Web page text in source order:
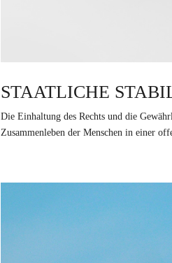
STAATLICHE
Die Einhaltung des Rechts und die
Zusammenleben der Menschen in einer